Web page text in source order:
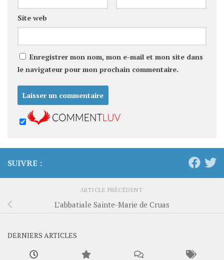
Site web
Enregistrer mon nom, mon e-mail et mon site dans
le navigateur pour mon prochain commentaire.
SUIVRE :
ARTICLE PRÉCÉDENT
L’abbatiale Sainte-Marie de Cruas
DERNIERS ARTICLES